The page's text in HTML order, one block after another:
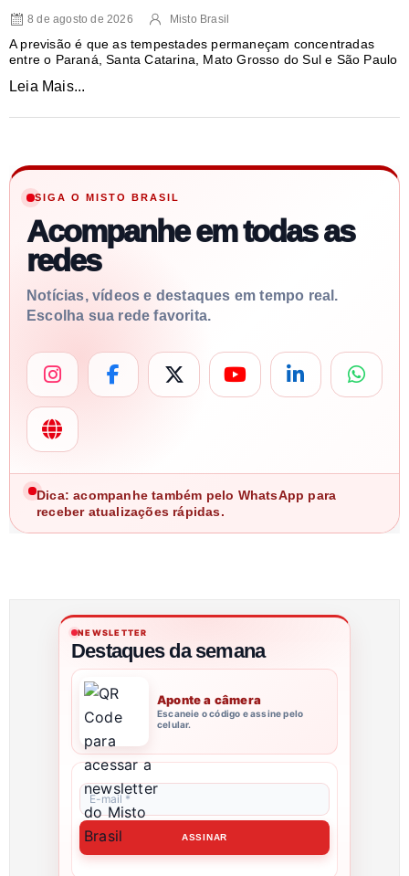
8 de agosto de 2026 Misto Brasil
A previsão é que as tempestades permaneçam concentradas
entre o Paraná, Santa Catarina, Mato Grosso do Sul e São Paulo
Leia Mais...
SIGA O MISTO BRASIL
Acompanhe em todas as
redes
Notícias, vídeos e destaques em tempo real.
Escolha sua rede favorita.
Dica: acompanhe também pelo WhatsApp para
receber atualizações rápidas.
NEWSLETTER
Destaques da semana
Aponte a câmera
Escaneie o código e assine pelo
celular.